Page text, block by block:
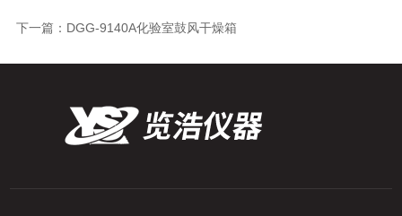
下一篇： DGG-9140A化验室鼓风干燥箱